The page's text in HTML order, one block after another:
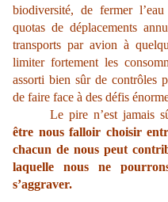
biodiversité, de fermer
quotas de déplacements
transports par avion à
limiter fortement les
assorti bien sûr de contrôles
de faire face à des défis
Le pire n’est jamais
être nous falloir choisir
chacun de nous peut
laquelle nous ne
s’aggraver.